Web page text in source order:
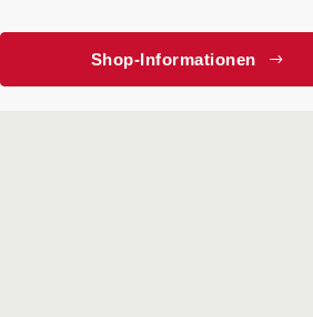
Shop-Informationen